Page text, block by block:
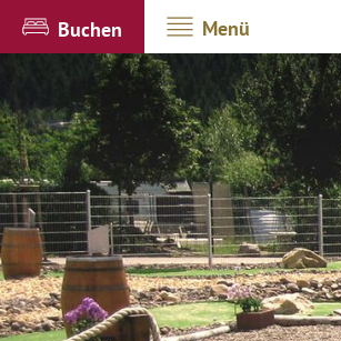
Buchen Menü